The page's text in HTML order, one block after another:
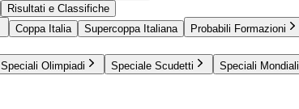
Risultati e Classifiche
Coppa Italia Supercoppa Italiana Probabili Formazioni
Speciali Olimpiadi Speciale Scudetti Speciali Mondiali